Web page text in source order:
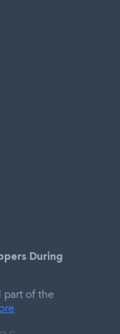
During
part of the